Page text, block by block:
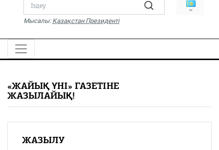
Спорт
Жалын
PDF
«Жайық үні» — 33 жыл
Каталог
Мысалы: Қазақстан Президенті
«ЖАЙЫҚ ҮНІ» ГАЗЕТІНЕ
ЖАЗЫЛАЙЫҚ!
ЖАЗЫЛУ